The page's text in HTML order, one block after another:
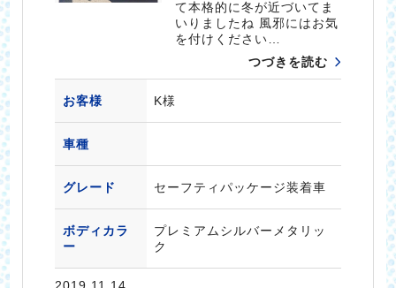
て本格的に冬が近づいてま
いりましたね 風邪にはお気
を付けください…
つづきを読む
お客様 K様
車種
グレード セーフティパッケージ装着車
ボディカラ
ー
プレミアムシルバーメタリッ
ク
2019.11.14